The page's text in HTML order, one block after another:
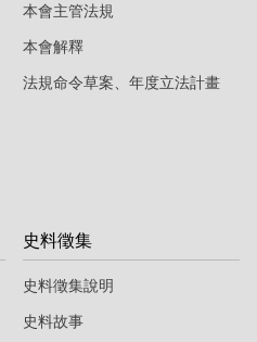
本會主管法規
本會解釋
法規命令草案、年度立法計畫
史料徵集
史料徵集說明
史料故事